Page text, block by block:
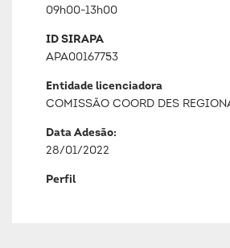
09h00-13h00
ID SIRAPA
APA00167753
Entidade licenciadora
COMISSÃO COORD DES
Data Adesão:
28/01/2022
Perfil